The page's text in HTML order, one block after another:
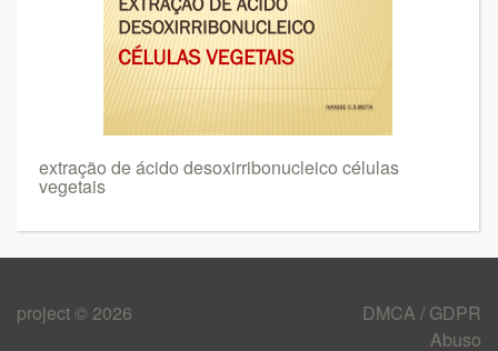
extração de ácido desoxirribonucleico células
vegetais
project © 2026
DMCA / GDPR
Abuso